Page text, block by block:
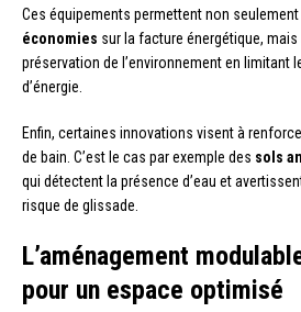
Ces équipements permettent non seulement
économies sur la facture énergétique,
préservation de l’environnement en limitant
d’énergie.
Enfin, certaines innovations visent à
de bain. C’est le cas par exemple des sols
qui détectent la présence d’eau et
risque de glissade.
L’aménagement
pour un espace optimisé